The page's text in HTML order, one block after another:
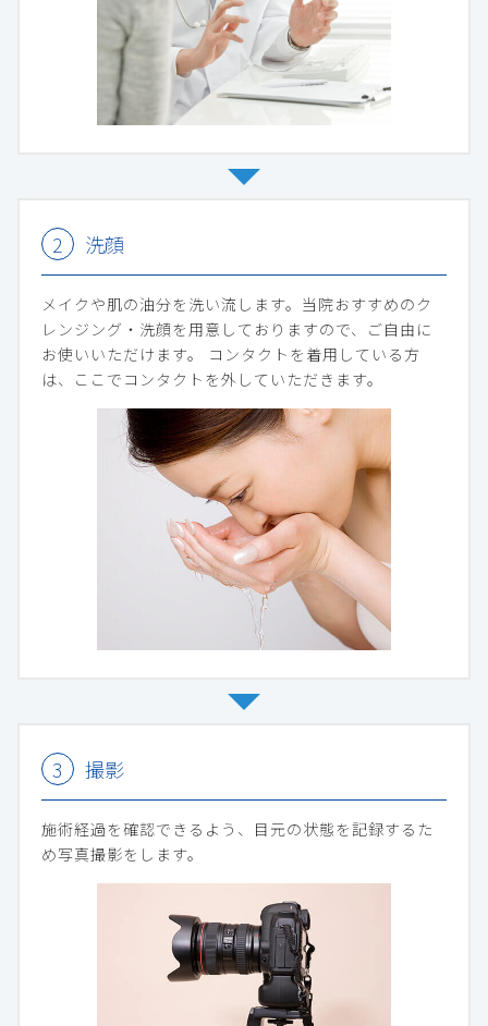
洗顔
メイクや肌の油分を洗い流します。当院おすすめのク
レンジング・洗顔を用意しておりますので、ご自由に
お使いいただけます。 コンタクトを着用している方
は、ここでコンタクトを外していただきます。
撮影
施術経過を確認できるよう、目元の状態を記録するた
め写真撮影をします。